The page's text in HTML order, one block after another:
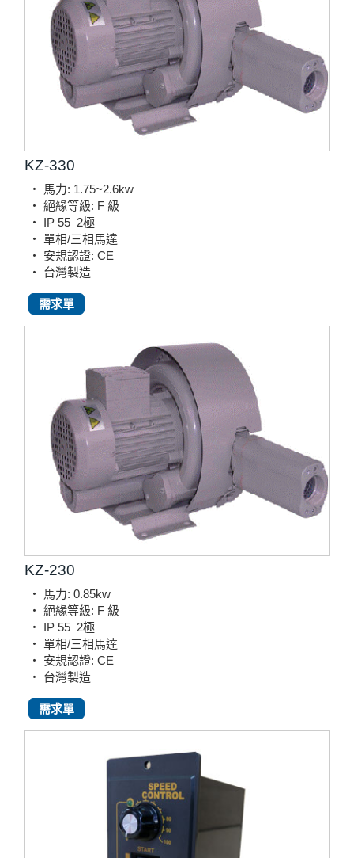
KZ-330
‧ 馬力: 1.75~2.6kw
‧ 絕緣等級: F 級
‧ IP 55 2極
‧ 單相/三相馬達
‧ 安規認證: CE
‧ 台灣製造
需求單
KZ-230
‧ 馬力: 0.85kw
‧ 絕緣等級: F 級
‧ IP 55 2極
‧ 單相/三相馬達
‧ 安規認證: CE
‧ 台灣製造
需求單